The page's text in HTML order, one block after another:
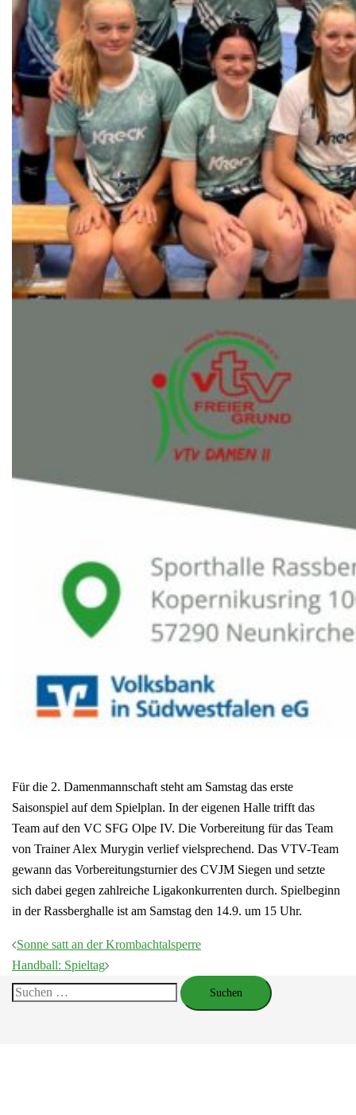
Für die 2. Damenmannschaft steht am Samstag das erste
Saisonspiel auf dem Spielplan. In der eigenen Halle trifft das
Team auf den VC SFG Olpe IV. Die Vorbereitung für das Team
von Trainer Alex Murygin verlief vielsprechend. Das VTV-Team
gewann das Vorbereitungsturnier des CVJM Siegen und setzte
sich dabei gegen zahlreiche Ligakonkurrenten durch. Spielbeginn
in der Rassberghalle ist am Samstag den 14.9. um 15 Uhr.
Beitragsnavigation
Sonne satt an der Krombachtalsperre
Handball: Spieltag
Suchen